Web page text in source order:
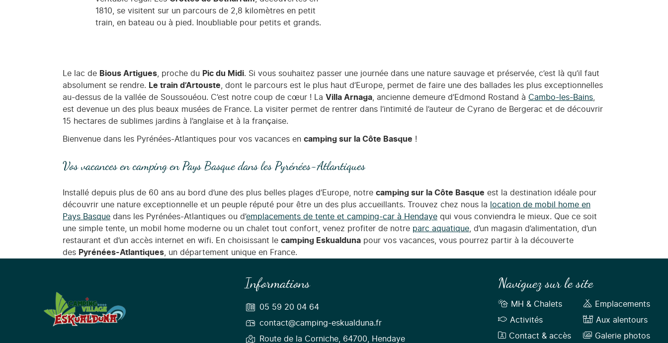
1810, se visitent sur un parcours de 2,8 kilomètres en petit
train, en bateau ou à pied. Inoubliable pour petits et grands.
Le lac de Bious Artigues , proche du Pic du Midi. Si vous souhaitez passer une journée dans une nature sauvage et préservée, c’est là qu’il faut
absolument se rendre. Le train d’Artouste , dont le parcours est le plus haut d’Europe, permet de faire une des ballades les plus exceptionnelles
au-dessus de la vallée de Soussouéou. C’est notre coup de cœur ! La Villa Arnaga , ancienne demeure d’Edmond Rostand à Cambo-les-Bains
est devenue un des plus beaux musées de France. La visiter permet de rentrer dans l’intimité de l’auteur de Cyrano de Bergerac et de découvrir
15 hectares de sublimes jardins à l’anglaise et à la française.
Bienvenue dans les Pyrénées-Atlantiques pour vos vacances en camping sur la Côte Basque !
Vos vacances en camping en Pays Basque dans les Pyrénées-Atlantiques
Installé depuis plus de 60 ans au bord d’une des plus belles plages d’Europe, notre camping sur la Côte Basque est la destination idéale pour
découvrir une nature exceptionnelle et un peuple réputé pour être un des plus accueillants. Trouvez chez nous la
location de mobil home en
Pays Basque dans les Pyrénées-Atlantiques ou d’emplacements de tente et camping-car à Hendaye qui vous conviendra le mieux. Que ce soit
une simple tente, un mobil home moderne ou un chalet tout confort, venez profiter de notre parc aquatique , d’un magasin d’alimentation, d’un
restaurant et d’un accès internet en wifi. En choisissant le camping Eskualduna pour vos vacances, vous pourrez partir à la découverte
des Pyrénées-Atlantiques , un département unique en France.
Informations
05 59 20 04 64
contact@camping-eskualduna.fr
Route de la Corniche, 64700, Hendaye
Naviguez sur le site
MH & Chalets
Emplacements
Activités
Aux alentours
Contact & accès
Galerie photos